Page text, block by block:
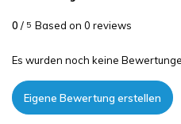
0 / 5 Based on 0 reviews
Es wurden noch keine
Eigene Bewertung erstellen